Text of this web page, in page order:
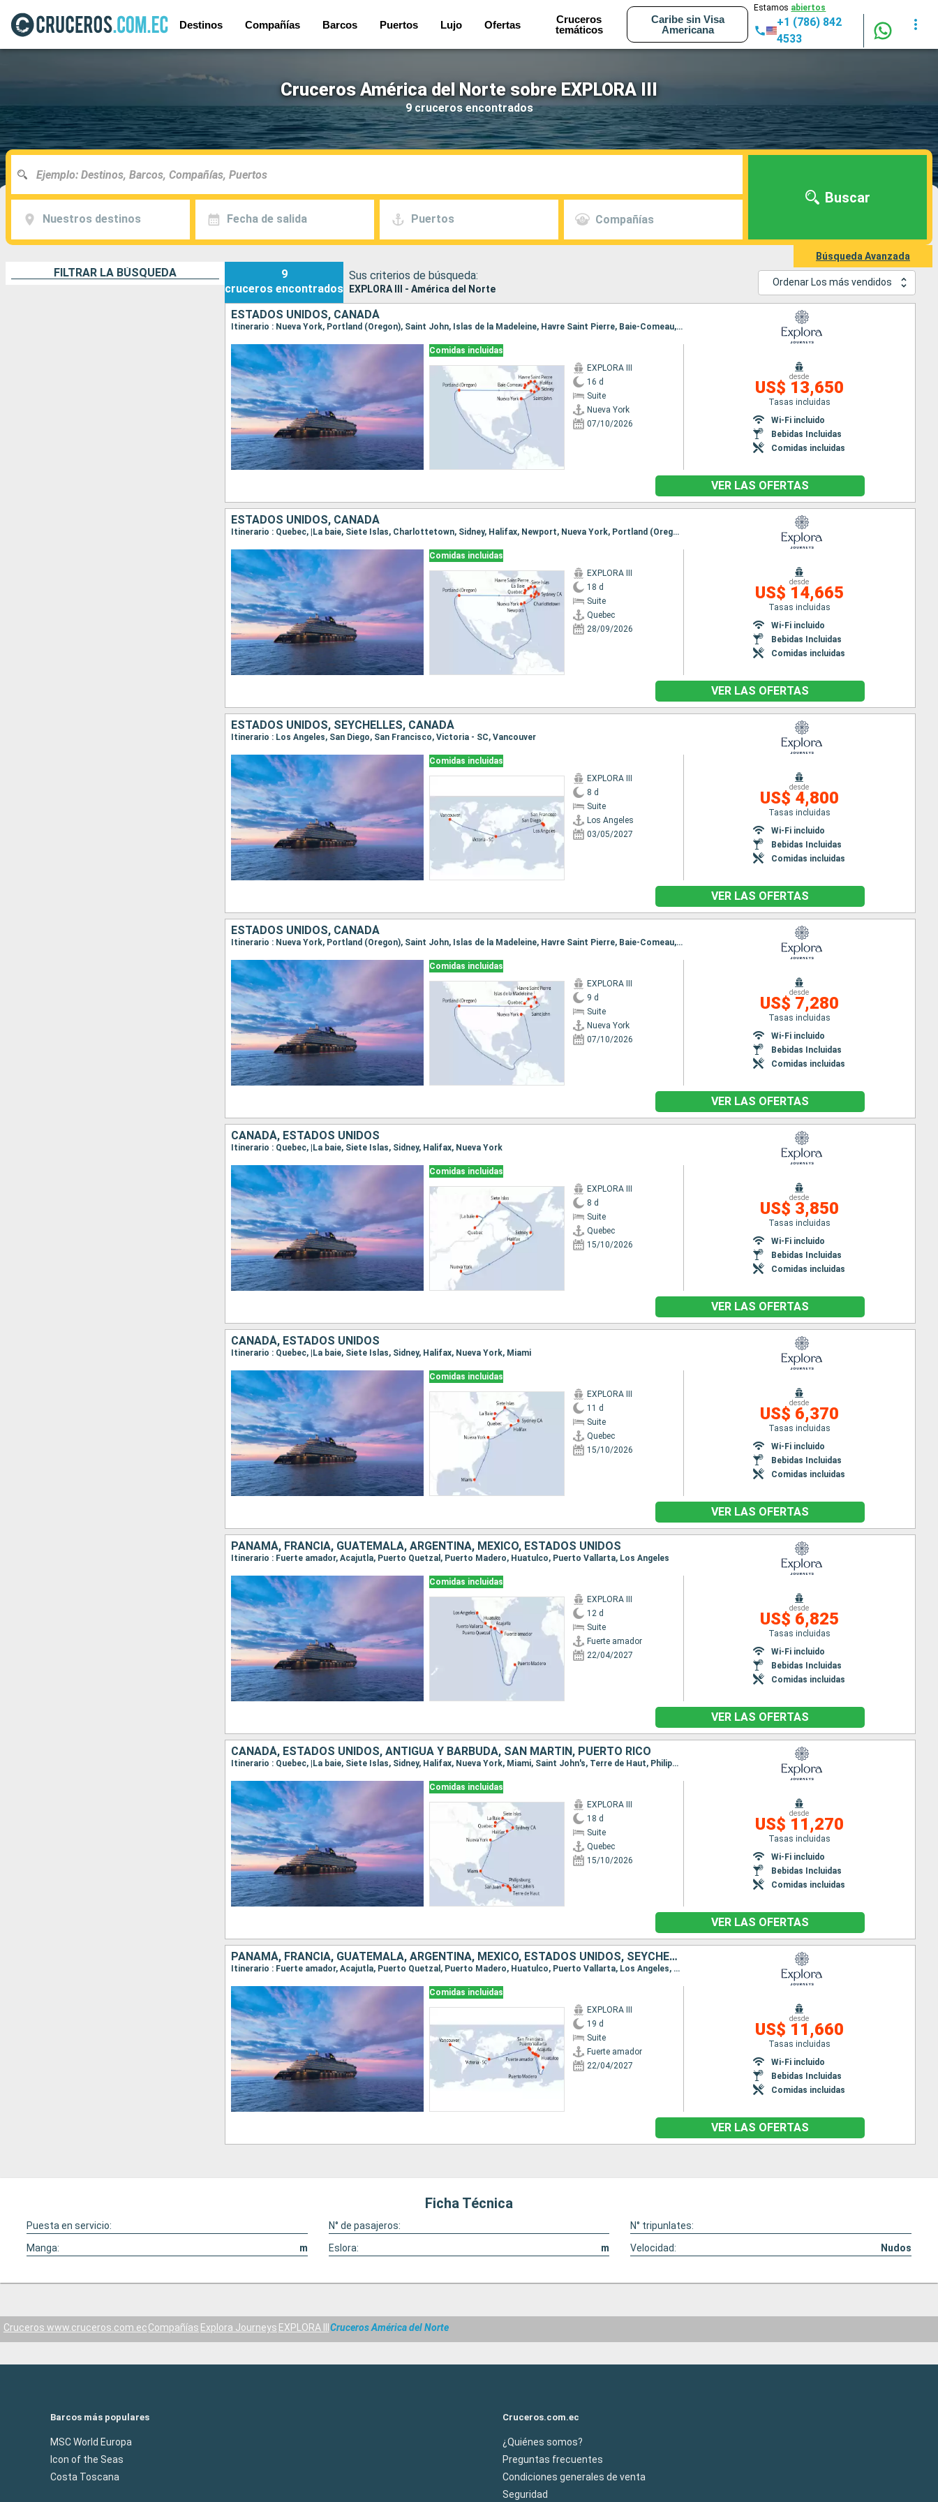
Destinos Compañías Barcos Puertos Lujo Ofertas
Cruceros
temáticos
Caribe sin Visa
Americana
Estamos abiertos
+1 (786) 842
4533
Cruceros América del Norte sobre EXPLORA III
9 cruceros encontrados
Nuestros destinos Fecha de salida Puertos Compañías
Buscar
Búsqueda Avanzada
FILTRAR LA BÚSQUEDA
9
cruceros encontrados
Sus criterios de búsqueda:
EXPLORA III - América del Norte
Ordenar Los más vendidos
ESTADOS UNIDOS, CANADÁ
Itinerario : Nueva York, Portland (Oregon), Saint John, Islas de la Madeleine, Havre Saint Pierre, Baie-Comeau, Quebec, |La baie, Siete Islas, Sidney, Halifax, Nueva York
Comidas incluidas
EXPLORA III
16 d
Suite
Nueva York
07/10/2026
desde
US$ 13,650
Tasas incluidas
Wi-Fi incluido
Bebidas Incluidas
Comidas incluidas
VER LAS OFERTAS
ESTADOS UNIDOS, CANADÁ
Itinerario : Quebec, |La baie, Siete Islas, Charlottetown, Sidney, Halifax, Newport, Nueva York, Portland (Oregon), Saint John, Islas de la Madeleine, Havre Saint Pierre, Baie-Comeau, Quebec
Comidas incluidas
EXPLORA III
18 d
Suite
Quebec
28/09/2026
desde
US$ 14,665
Tasas incluidas
Wi-Fi incluido
Bebidas Incluidas
Comidas incluidas
VER LAS OFERTAS
ESTADOS UNIDOS, SEYCHELLES, CANADÁ
Itinerario : Los Angeles, San Diego, San Francisco, Victoria - SC, Vancouver
Comidas incluidas
EXPLORA III
8 d
Suite
Los Angeles
03/05/2027
desde
US$ 4,800
Tasas incluidas
Wi-Fi incluido
Bebidas Incluidas
Comidas incluidas
VER LAS OFERTAS
ESTADOS UNIDOS, CANADÁ
Itinerario : Nueva York, Portland (Oregon), Saint John, Islas de la Madeleine, Havre Saint Pierre, Baie-Comeau, Quebec
Comidas incluidas
EXPLORA III
9 d
Suite
Nueva York
07/10/2026
desde
US$ 7,280
Tasas incluidas
Wi-Fi incluido
Bebidas Incluidas
Comidas incluidas
VER LAS OFERTAS
CANADÁ, ESTADOS UNIDOS
Itinerario : Quebec, |La baie, Siete Islas, Sidney, Halifax, Nueva York
Comidas incluidas
EXPLORA III
8 d
Suite
Quebec
15/10/2026
desde
US$ 3,850
Tasas incluidas
Wi-Fi incluido
Bebidas Incluidas
Comidas incluidas
VER LAS OFERTAS
CANADÁ, ESTADOS UNIDOS
Itinerario : Quebec, |La baie, Siete Islas, Sidney, Halifax, Nueva York, Miami
Comidas incluidas
EXPLORA III
11 d
Suite
Quebec
15/10/2026
desde
US$ 6,370
Tasas incluidas
Wi-Fi incluido
Bebidas Incluidas
Comidas incluidas
VER LAS OFERTAS
PANAMÁ, FRANCIA, GUATEMALA, ARGENTINA, MÉXICO, ESTADOS UNIDOS
Itinerario : Fuerte amador, Acajutla, Puerto Quetzal, Puerto Madero, Huatulco, Puerto Vallarta, Los Angeles
Comidas incluidas
EXPLORA III
12 d
Suite
Fuerte amador
22/04/2027
desde
US$ 6,825
Tasas incluidas
Wi-Fi incluido
Bebidas Incluidas
Comidas incluidas
VER LAS OFERTAS
CANADÁ, ESTADOS UNIDOS, ANTIGUA Y BARBUDA, SAN MARTÍN, PUERTO RICO
Itinerario : Quebec, |La baie, Siete Islas, Sidney, Halifax, Nueva York, Miami, Saint John's, Terre de Haut, Philipsburg, San Juan
Comidas incluidas
EXPLORA III
18 d
Suite
Quebec
15/10/2026
desde
US$ 11,270
Tasas incluidas
Wi-Fi incluido
Bebidas Incluidas
Comidas incluidas
VER LAS OFERTAS
PANAMÁ, FRANCIA, GUATEMALA, ARGENTINA, MÉXICO, ESTADOS UNIDOS, SEYCHELLES, CANADÁ
Itinerario : Fuerte amador, Acajutla, Puerto Quetzal, Puerto Madero, Huatulco, Puerto Vallarta, Los Angeles, San Diego, San Francisco, Victoria - SC, Vancouver
Comidas incluidas
EXPLORA III
19 d
Suite
Fuerte amador
22/04/2027
desde
US$ 11,660
Tasas incluidas
Wi-Fi incluido
Bebidas Incluidas
Comidas incluidas
VER LAS OFERTAS
Ficha Técnica
Puesta en servicio: N° de pasajeros:
N° tripunlates:
Manga:
m Eslora: m Velocidad: Nudos
Cruceros www.cruceros.com.ecCompañías Explora Journeys EXPLORA III Cruceros América del Norte
Barcos más populares
MSC World Europa
Icon of the Seas
Costa Toscana
Cruceros.com.ec
¿Quiénes somos?
Preguntas frecuentes
Condiciones generales de venta
Seguridad